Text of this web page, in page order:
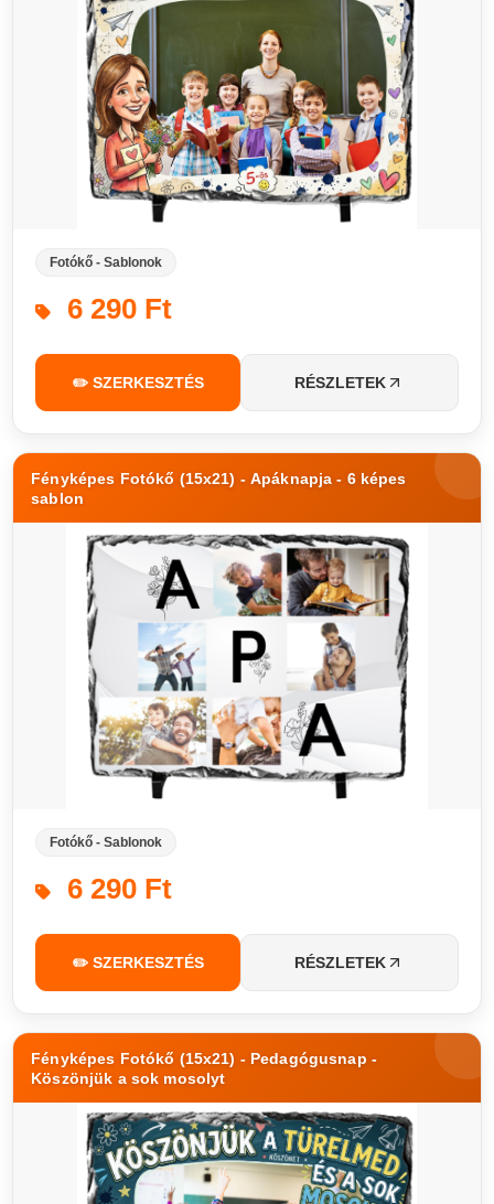
Fotókő - Sablonok
6 290 Ft
✏️ SZERKESZTÉS RÉSZLETEK
Fényképes Fotókő (15x21) - Apáknapja - 6 képes
sablon
Fotókő - Sablonok
6 290 Ft
✏️ SZERKESZTÉS RÉSZLETEK
Fényképes Fotókő (15x21) - Pedagógusnap -
Köszönjük a sok mosolyt